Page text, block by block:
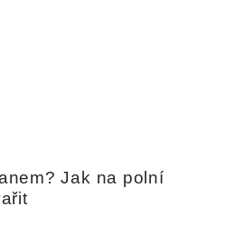
Jak na polní